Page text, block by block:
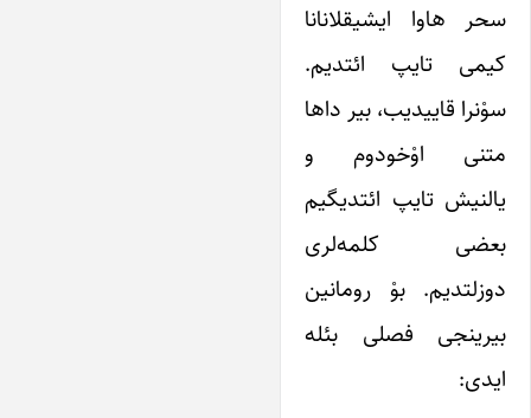
سحر هاوا ایشیقلانانا
کیمی تایپ ائتدیم.
سوْنرا قاییدیب، بیر داها
متنی اوْخودوم و
یالنیش تایپ ائتدیگیم
بعضی کلمه‌لری
دوزلتدیم. بوْ رومانین
بیرینجی فصلی بئله‌
ایدی: